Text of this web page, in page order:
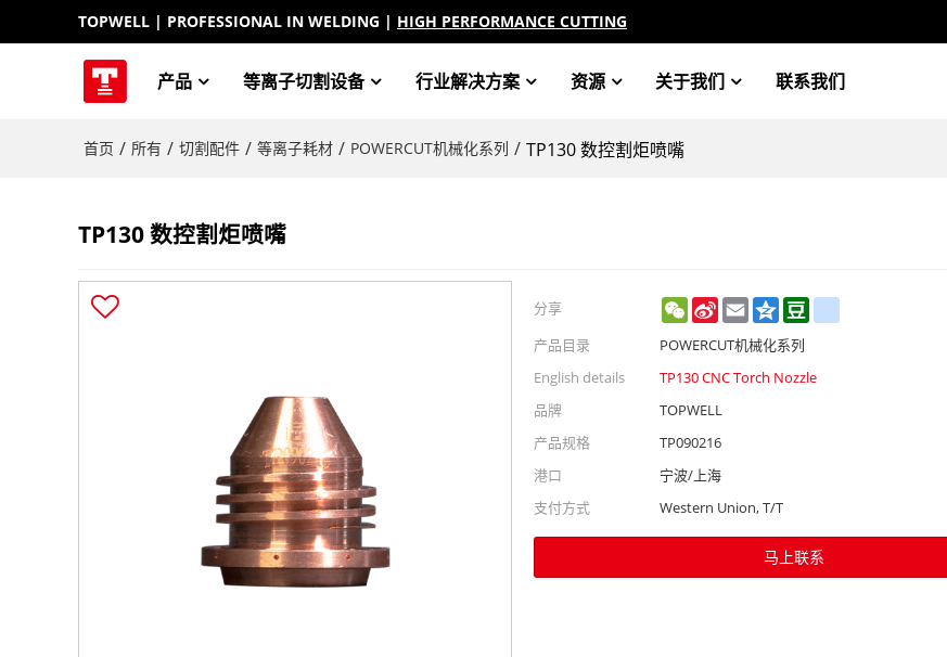
TOPWELL | PROFESSIONAL IN WELDING | HIGH PERFORMANCE CUTTING
产品 等离子切割设备 行业解决方案 资源 关于我们 联系我们
首页 / 所有 / 切割配件 / 等离子耗材 / POWERCUT机械化系列 / TP130 数控割炬喷嘴
TP130 数控割炬喷嘴
分享 WeChat
Sina
Weibo
Email Qzone
产品目录
POWERCUT机械化系列
English details
TP130 CNC Torch Nozzle
品牌
TOPWELL
产品规格
TP090216
港口
宁波/上海
支付方式
Western Union, T/T
马上联系